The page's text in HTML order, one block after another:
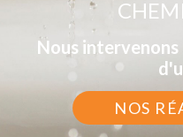
Nous
NOS